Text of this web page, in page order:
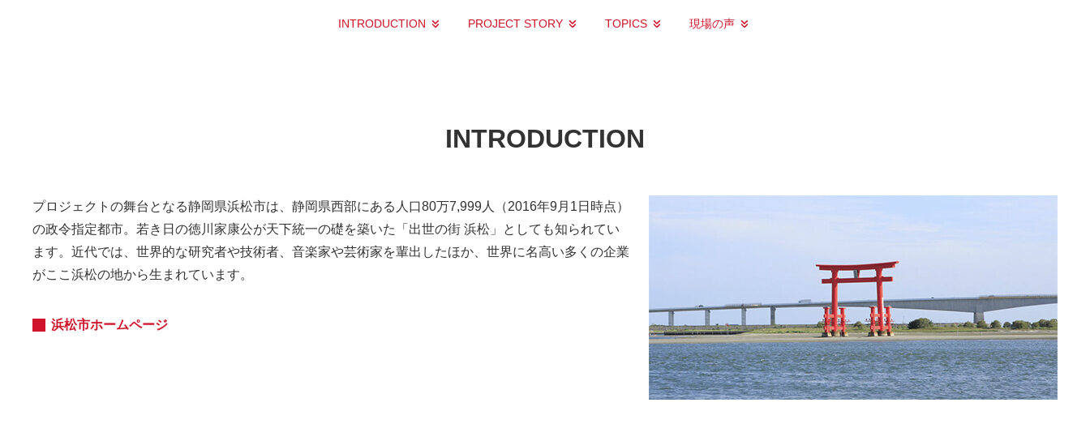
INTRODUCTION PROJECT STORY TOPICS 現場の声
INTRODUCTION
プロジェクトの舞台となる静岡県浜松市は、静岡県西部にある人口80万7,999人（2016年9月1日時点）
の政令指定都市。若き日の徳川家康公が天下統一の礎を築いた「出世の街 浜松」としても知られてい
ます。近代では、世界的な研究者や技術者、音楽家や芸術家を輩出したほか、世界に名高い多くの企業
がここ浜松の地から生まれています。
浜松市ホームページ